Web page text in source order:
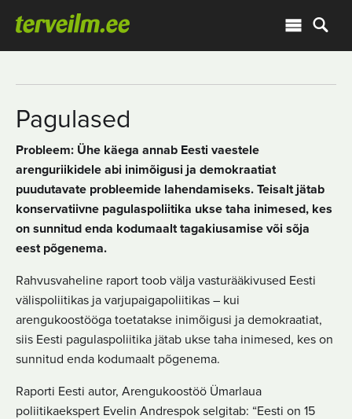
Pagulased
Probleem: Ühe käega annab Eesti vaestele
arenguriikidele abi inimõigusi ja demokraatiat
puudutavate probleemide lahendamiseks. Teisalt jätab
konservatiivne pagulaspoliitika ukse taha inimesed, kes
on sunnitud enda kodumaalt tagakiusamise või sõja
eest põgenema.
Rahvusvaheline raport toob välja vasturääkivused Eesti
välispoliitikas ja varjupaigapoliitikas – kui
arengukoostööga toetatakse inimõigusi ja demokraatiat,
siis Eesti pagulaspoliitika jätab ukse taha inimesed, kes on
sunnitud enda kodumaalt põgenema.
Raporti Eesti autor, Arengukoostöö Ümarlaua
poliitikaekspert Evelin Andrespok selgitab: “Eesti on 15